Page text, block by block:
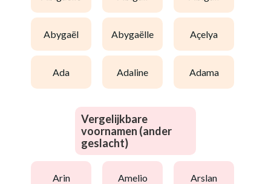
abygaël abygaëlle açelya
ada adaline adama
Vergelijkbare
voornamen (ander
geslacht)
arin amelio arslan